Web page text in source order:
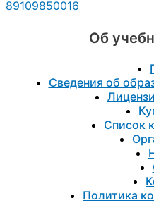
89109850016
Об
Сведения об
Список
Политика